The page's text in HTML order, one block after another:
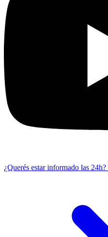
¿Querés estar informado las 24h?